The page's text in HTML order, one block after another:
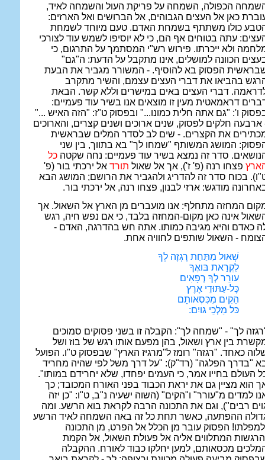
הכפולה, השמחה על פריקת העול והשמחה לאיד,
כאן אל העצים הגבוהים, אל הברושים ואל הארזים:
כולו משתתף בשמחת האדם. טעם מיוחד לשמחת
עתה בטוחים אף הם, כי לא יוסיפו לשמש עוד לצורכי
ולא ייכרתו. פירוש רש"י המסתמך על התרגום, כי
הכוונה למושלים, אינו מתקבל על הדעת: ה"גם"
הפסוק בא להוסיף. - המשורר מגביר את הבעת
בהביאו את דברי העצים עצמם, והשיר מתקרב
דברי העצים באים במישרים וללא קשר. הבאת
דראמאטית מעין זו מוצאים אנו בשיר עוד פעמיים:
ו': "גם אתה חלית כמונו..." ובפסוק ט"ז: "הזה האיש ..."
ארבעה חלקים לפסוק, שנים ארוכים ושנים קצרים, והארוכים
את הקצרים. - שים לב לסדר המלים שבראשית
המושג המשותף "שמחו לך" בא בתווך, בין שני
סדר זה נמצא בשיר עוד פעמיים: נחה שקטה כל
רץ פצחו רנה (פ' ז'), אך אל שאול תורד אל ירכתי בור (פ'
בכוח סדר זה להדריג ולהגביר את הרושם; המושג הבא
מודגש: ארזי לבנון, פצחו רנה, אל ירכתי בור.
המחזה מתחלף: אנו מועברים מן הארץ אל השאול. אך
אינה כאן מקום-המחזה בלבד, כי אם נפש חיה, רגש
כאדם והיא מגיבה כמותו. אתה חש בהדרגה, האדם -
- השאול שותפים לחוויה אחת.
שְׁאול מִתַּחַת רָגְזָה לְךָ
לִקְרַאת בּואֶךָ
עורֵר לְךָ רְפָאִים
כָּל-עַתּוּדֵי אָרֶץ
הֵקִים מִכִּסְאותָם
כּל מַלְכֵי גויִם:
לך" - "שמחה לך": הקבלה זו בשני פסוקים סמוכים
בין ארץ ושאול, בהן מפעם אותו רגש של בוז ושל
כאחד. "רגזה" רומז ל"מרגיז הארץ" שבפסוק ט"ו. הפועל
"בדרך הפלגה" (רד"ק): "על דרך משל לפי שהיה מחריד
העולם בחייו אמר, כי העמים יפחדו, שלא יחרידם במותו".
הוא מציין גם את יראת הכבוד בפני האורח המכובד; כך
למדים מ"עורר" ו"הקים" (השוה ישעיה נ"ב, ט"ו: "כן יזה
רבים"), וגם את התכונה הרבה לקראת בוא הרשע. ומה
ההפתעה, כאשר תחת כל זה באה השמחה לאיד הרשע
הפסוק עובר מן הכלל אל הפרט, מן התכונה
המתלווים אליה אל פעולת השאול, אל הקמת
מכסאותם, למען יחלקו כבוד לאורח. ההקבלה